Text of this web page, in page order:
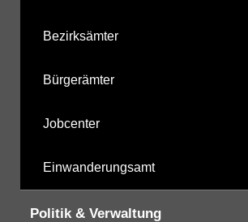
Bezirksämter
Bürgerämter
Jobcenter
Einwanderungsamt
Politik & Verwaltung